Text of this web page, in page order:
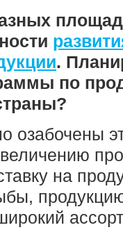
.
по
озабочены
на